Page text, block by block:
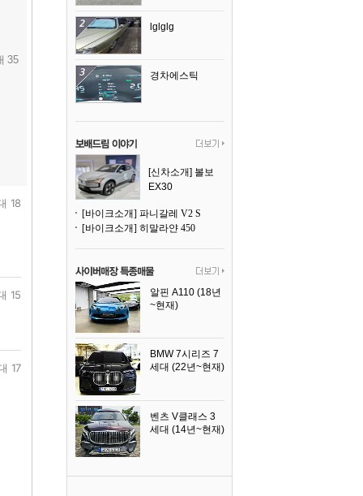
35
18
15
17
lglglg
경차에스틱
[신차소개] 볼보
EX30
[바이크소개] 파니갈레 V2 S
[바이크소개] 히말라얀 450
알핀 A110 (18년
~현재)
BMW 7시리즈 7
세대 (22년~현재)
벤츠 V클래스 3
세대 (14년~현재)